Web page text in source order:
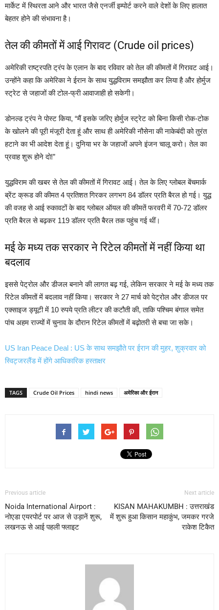
मार्केट में स्थिरता आने और भारत जैसे एनर्जी इम्पोर्ट करने वाले देशों के लिए हालात
बेहतर होने की संभावना है।
तेल की कीमतों में आई गिरावट (Crude oil prices)
अमेरिकी राष्ट्रपति ट्रंप के एलान के बाद रविवार को तेल की कीमतों में गिरावट आई।
उन्होंने कहा कि अमेरिका ने ईरान के साथ युद्धविराम समझौता कर लिया है और होर्मुज
स्ट्रेट से जहाजों की टोल-फ्री आवाजाही हो सकेगी।
डोनल्ड ट्रंप ने पोस्ट किया, “मैं इसके जरिए होर्मुज स्ट्रेट को बिना किसी रोक-टोक
के खोलने की पूरी मंजूरी देता हूं और साथ ही अमेरिकी नौसेना की नाकेबंदी को तुरंत
हटाने का भी आदेश देता हूं। दुनिया भर के जहाजों अपने इंजन चालू करो। तेल का
प्रवाह शुरू होने दो!”
युद्धविराम की खबर से तेल की कीमतों में गिरावट आई। तेल के लिए ग्लोबल बेंचमार्क
ब्रेंट क्रूड की कीमत 4 प्रतिशत गिरकर लगभग 84 डॉलर प्रति बैरल हो गई। युद्ध
की वजह से आई रुकावटों के बाद ग्लोबल ऑयल की कीमतें फरवरी में 70-72 डॉलर
प्रति बैरल से बढ़कर 119 डॉलर प्रति बैरल तक पहुंच गई थीं।
मई के मध्य तक सरकार ने रिटेल कीमतों में नहीं किया था
बदलाव
इससे पेट्रोल और डीजल बनाने की लागत बढ़ गई, लेकिन सरकार ने मई के मध्य तक
रिटेल कीमतों में बदलाव नहीं किया। सरकार ने 27 मार्च को पेट्रोल और डीजल पर
एक्साइज ड्यूटी में 10 रुपये प्रति लीटर की कटौती की, ताकि पश्चिम बंगाल समेत
पांच अहम राज्यों में चुनाव के दौरान रिटेल कीमतों में बढ़ोतरी से बचा जा सके।
US Iran Peace Deal : US के साथ समझौते पर ईरान की मुहर, शुक्रवार को
स्विट्जरलैंड में होंगे आधिकारिक हस्ताक्षर
TAGS Crude Oil Prices hindi news अमेरिका और ईरान
Previous article
Noida International Airport :
नोएडा एयरपोर्ट पर आज से उड़ानें शुरू,
लखनऊ से आई पहली फ्लाइट
Next article
KISAN MAHAKUMBH : उत्तराखंड
में शुरू हुआ किसान महाकुंभ, जमकर गरजे
राकेश टिकैत